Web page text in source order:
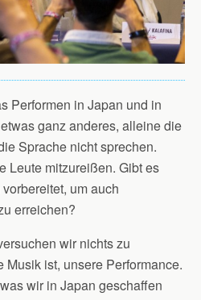
Performen in Japan und in
ganz anderes, alleine die
Sprache nicht sprechen.
Leute mitzureißen. Gibt es
um auch
erreichen?
wir nichts zu
ist, unsere Performance.
wir in Japan geschaffen